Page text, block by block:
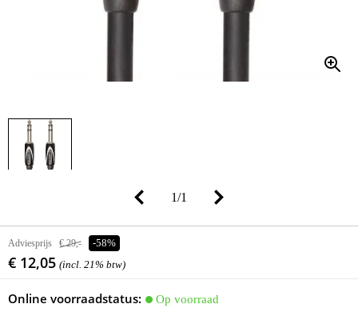
1/1
Adviesprijs € 29,- -58%
€ 12,05 (incl. 21% btw)
Online voorraadstatus:
Op voorraad